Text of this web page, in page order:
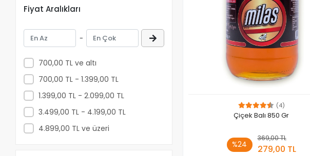
Fiyat Aralıkları
-
700,00 TL ve altı
700,00 TL - 1.399,00 TL
1.399,00 TL - 2.099,00 TL
3.499,00 TL - 4.199,00 TL
4.899,00 TL ve üzeri
(4)
Çiçek Balı 850 Gr
%24
369,00 TL
279,00 TL
Sepete Ekle